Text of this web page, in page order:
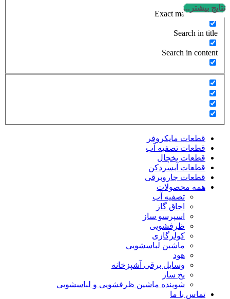
نتایج بیشتر...
Exact matches only
Search in title
Search in content
قطعات مایکروفر
قطعات تصفیه آب
قطعات یخچال
قطعات آبسردکن
قطعات جاروبرقی
همه محصولات
تصفیه آب
اجاق گاز
اسپرسو ساز
ظرفشویی
کولرگازی
ماشین لباسشویی
هود
وسایل برقی آشپزخانه
یخ ساز
شوینده ماشین ظرفشویی و لباسشویی
تماس با ما